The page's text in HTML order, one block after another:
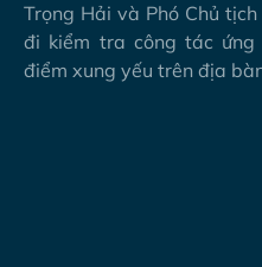
Trọng Hải và Phó Chủ
đi kiểm tra công tác
điểm xung yếu trên địa